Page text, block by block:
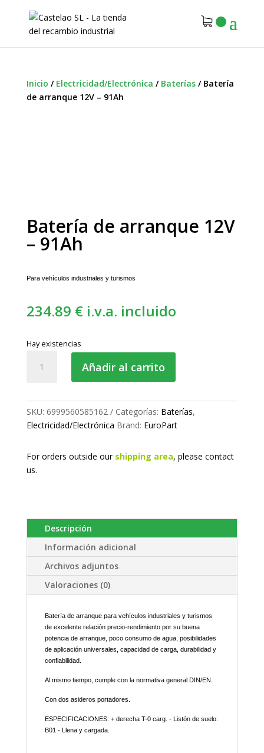
Inicio / Electricidad/Electrónica / Baterías/ Batería
de arranque 12V – 91Ah
Batería de arranque 12V
– 91Ah
Para vehículos industriales y turismos
234.89 € i.v.a. incluido
Hay existencias
-
91Ah
Añadir al carrito
SKU: 6999560585162 Categorías: Baterías,
Electricidad/Electrónica Brand: EuroPart
For orders outside our shipping area, please contact
us.
Descripción
Información adicional
Archivos adjuntos
Valoraciones (0)
Batería de arranque para vehículos industriales y turismos
de excelente relación precio-rendimiento por su buena
potencia de arranque, poco consumo de agua, posibilidades
de aplicación universales, capacidad de carga, durabilidad y
confiabilidad.
Al mismo tiempo, cumple con la normativa general DIN/EN.
Con dos asideros portadores.
ESPECIFICACIONES: + derecha T-0 carg. - Listón de suelo:
B01 - Llena y cargada.